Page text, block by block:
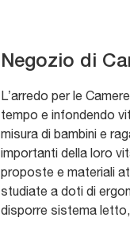
Negozio di
L’arredo per le
tempo e infondendo
misura di bambini e
importanti della loro
proposte e materiali
studiate a doti di
disporre sistema